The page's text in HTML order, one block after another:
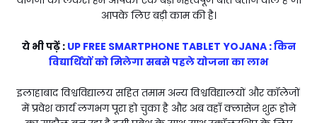
आपके लिए बड़ी काम की है।
ये भी पढ़ें : UP FREE SMARTPHONE TABLET YOJANA : किन
विद्यार्थियों को मिलेगा सबसे पहले योजना का लाभ
इलाहाबाद विश्वविद्यालय सहित तमाम अन्य विश्वविद्यालयों और कॉलेजों
में प्रवेश कार्य लगभग पूरा हो चुका है और अब वहाँ क्लासेज शुरू होने